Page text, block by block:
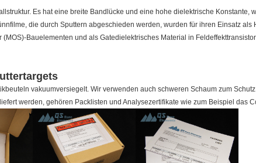
Es hat eine breite Bandlücke und eine hohe dielektrische Konstante,
die durch Sputtern abgeschieden werden, wurden für ihren Einsatz als
Bauelementen und als Gatedielektrisches Material in
vakuumversiegelt. Wir verwenden auch schweren Schaum zum
werden, gehören Packlisten und Analysezertifikate wie zum Beispiel das